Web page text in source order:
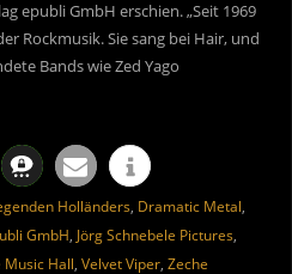
epubli GmbH erschien. „Seit 1969
Rockmusik. Sie sang bei Hair, und
Bands wie Zed Yago
Holländers, Dramatic Metal,
GmbH, Jörg Schnebele Pictures,
Music Hall, Velvet Viper, Zeche